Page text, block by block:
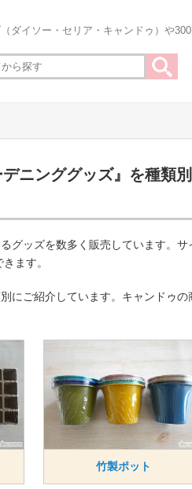
ダイソー・セリア・キャンドゥ）や
ニンググッズ』を種類別
グッズを数多く販売しています。サ
ます。
にご紹介しています。キャンドゥの
竹製ポット